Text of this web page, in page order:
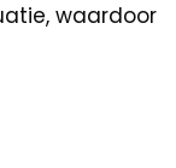
waardoor